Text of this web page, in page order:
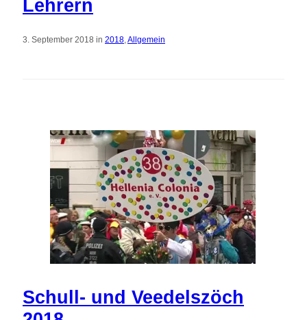
Lehrern
3. September 2018 in 2018 Allgemein
Schull- und Veedelszöch